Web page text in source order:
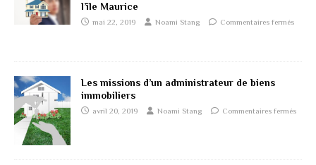
l’île Maurice
mai 22, 2019 Noami Stang Commentaires fermés
Les missions d’un administrateur de biens
immobiliers
avril 20, 2019 Noami Stang Commentaires fermés